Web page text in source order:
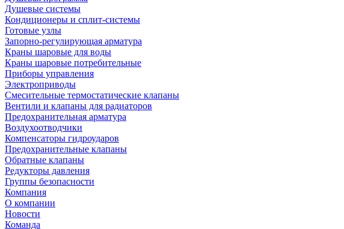
Душевые системы
Кондиционеры и сплит-системы
Готовые узлы
Запорно-регулирующая арматура
Краны шаровые для воды
Краны шаровые потребительные
Приборы управления
Электроприводы
Смесительные термостатические клапаны
Вентили и клапаны для радиаторов
Предохранительная арматура
Воздухоотводчики
Компенсаторы гидроударов
Предохранительные клапаны
Обратные клапаны
Редукторы давления
Группы безопасности
Компания
О компании
Новости
Команда